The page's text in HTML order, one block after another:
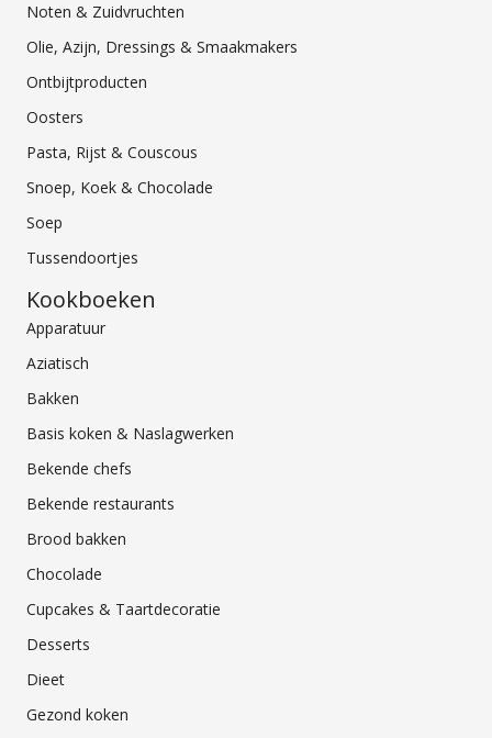
Noten & Zuidvruchten
Olie, Azijn, Dressings & Smaakmakers
Ontbijtproducten
Oosters
Pasta, Rijst & Couscous
Snoep, Koek & Chocolade
Soep
Tussendoortjes
Kookboeken
Apparatuur
Aziatisch
Bakken
Basis koken & Naslagwerken
Bekende chefs
Bekende restaurants
Brood bakken
Chocolade
Cupcakes & Taartdecoratie
Desserts
Dieet
Gezond koken